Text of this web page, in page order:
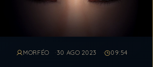
MORFÉO 30 AGO 2023 09:54